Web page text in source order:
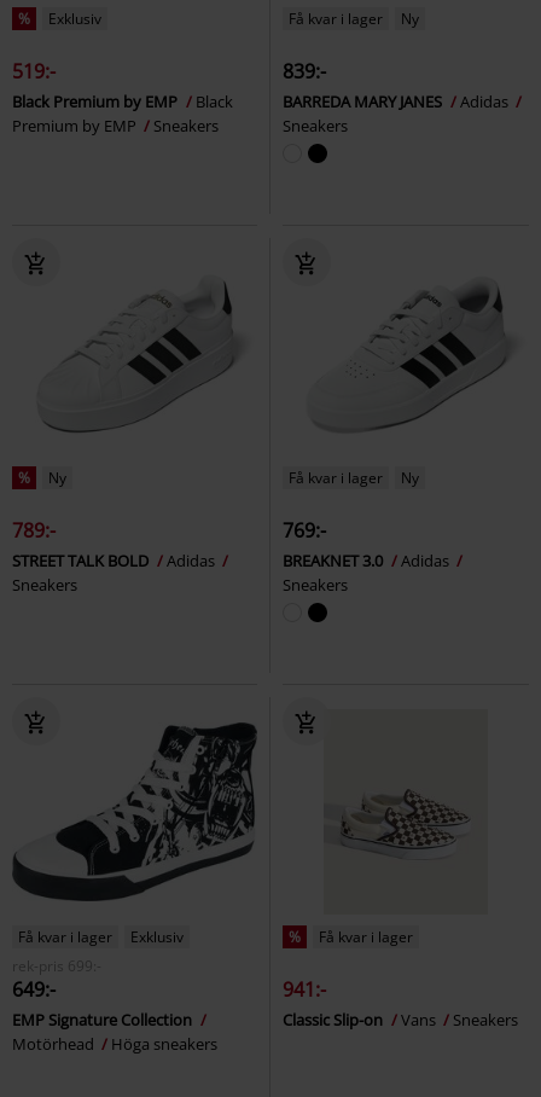
% Exklusiv
519:-
Black Premium by EMP
Black
Premium by EMP
Sneakers
Få kvar i lager Ny
839:-
BARREDA MARY JANES
Adidas
Sneakers
% Ny
789:-
STREET TALK BOLD
Adidas
Sneakers
Få kvar i lager Ny
769:-
BREAKNET 3.0
Adidas
Sneakers
Få kvar i lager
Exklusiv
rek-pris
699:-
649:-
EMP Signature Collection
Motörhead
Höga sneakers
% Få kvar i lager
941:-
Classic Slip-on Vans Sneakers